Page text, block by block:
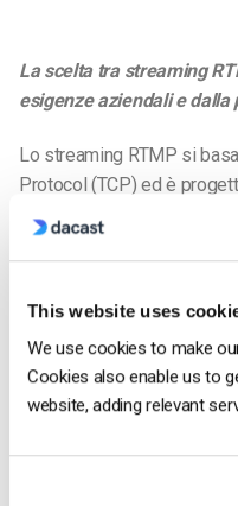
This website uses
We use cookies to make
Cookies also enable us to
website, adding relevant
La scelta tra streaming
esigenze aziendali e
Lo streaming RTMP si
Protocol (TCP) ed è
streaming in diretta
Grazie alla sua versatilità,
streaming RTMP è
senza la necessità di
per rendere compatibile